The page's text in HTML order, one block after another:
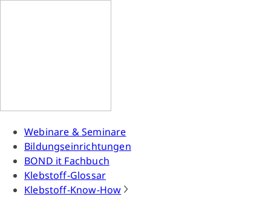
Webinare & Seminare
Bildungseinrichtungen
BOND it Fachbuch
Klebstoff-Glossar
Klebstoff-Know-How